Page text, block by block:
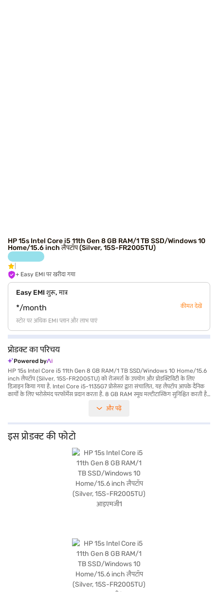
HP 15s Intel Core i5 11th Gen 8 GB RAM/1 TB SSD/Windows 10
Home/15.6 inch लैपटॉप (Silver, 15S-FR2005TU)
+ Easy EMI पर खरीदा गया
Easy EMI शुरू, मात्र
*/month कीमत देखें
स्टोर पर अधिक EMI प्लान और लाभ पाएं
प्रोडक्ट का परिचय
Powered by
HP 15s Intel Core i5 11th Gen 8 GB RAM/1 TB SSD/Windows 10 Home/15.6
inch लैपटॉप (Silver, 15S-FR2005TU) को रोजमर्रा के उपयोग और प्रोडक्टिविटी के लिए
डिज़ाइन किया गया है. Intel Core i5-1135G7 प्रोसेसर द्वारा संचालित, यह लैपटॉप आपके दैनिक
कार्यों के लिए भरोसेमंद परफॉर्मेंस प्रदान करता है. 8 GB RAM स्मूथ मल्टीटास्किंग सुनिश्चित करती है,
15.6-inch स्क्रीन एक आरामदायक व्यूइंग एक्सपीरियंस प्रदान करती है, जो इसे काम और मनोरंजन
है, जो चलते-फिरते यूज़र के लिए आदर्श है. यह Windows 10 होम के साथ आता है, जो एक परिचित
और यूज़र-फ्रेंडली इंटरफेस प्रदान करता है. यह लैपटॉप छात्रों, प्रोफेशनल और रोजमर्रा की कंप्यूटिंग के
लिए भरोसेमंद मशीन की आवश्यकता वाले किसी भी व्यक्ति के लिए उपयुक्त है. अगर आप ऐसा लैपटॉप
ढूंढ रहे हैं जो परफॉर्मेंस और पोर्टेबिलिटी का संतुलन बनाए रखे, तो HP 15s एक अच्छा विकल्प है.
खरीदारी करने के लिए बजाज फाइनेंस पर विकल्पों के बारे में जानें या पार्टनर स्टोर पर जाएं और Easy
और पढ़ें
इस प्रोडक्ट की फोटो